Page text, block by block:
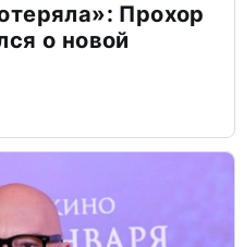
Прохор
о новой